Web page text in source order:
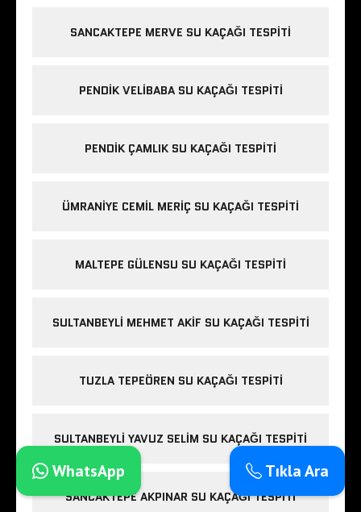
SANCAKTEPE MERVE SU KAÇAĞI TESPITI
PENDIK VELIBABA SU KAÇAĞI TESPITI
PENDIK ÇAMLIK SU KAÇAĞI TESPITI
ÜMRANIYE CEMIL MERIÇ SU KAÇAĞI TESPITI
MALTEPE GÜLENSU SU KAÇAĞI TESPITI
SULTANBEYLI MEHMET AKIF SU KAÇAĞI TESPITI
TUZLA TEPEÖREN SU KAÇAĞI TESPITI
SULTANBEYLI YAVUZ SELIM SU KAÇAĞI TESPITI
SANCAKTEPE AKPINAR SU KAÇAĞI TESPITI
Tıkla Ara
WhatsApp